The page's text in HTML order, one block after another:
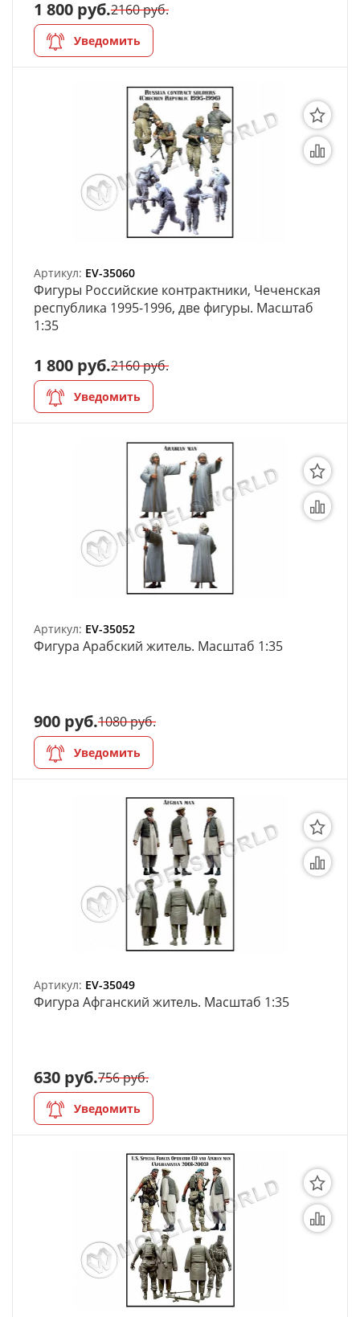
1 800 руб.2160 руб.
Уведомить
Артикул: EV-35060
Фигуры Российские контрактники, Чеченская
республика 1995-1996, две фигуры. Масштаб
1:35
1 800 руб.2160 руб.
Уведомить
Артикул: EV-35052
Фигура Арабский житель. Масштаб 1:35
900 руб.1080 руб.
Уведомить
Артикул: EV-35049
Фигура Афганский житель. Масштаб 1:35
630 руб.756 руб.
Уведомить